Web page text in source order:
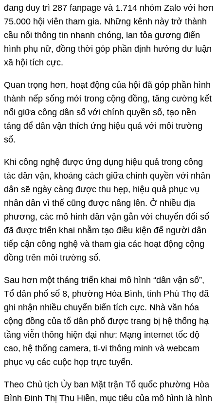
đang duy trì 287 fanpage và 1.714 nhóm Zalo với hơn
75.000 hội viên tham gia. Những kênh này trở thành
cầu nối thông tin nhanh chóng, lan tỏa gương điển
hình phụ nữ, đồng thời góp phần định hướng dư luận
xã hội tích cực.
Quan trọng hơn, hoạt động của hội đã góp phần hình
thành nếp sống mới trong cộng đồng, tăng cường kết
nối giữa công dân số với chính quyền số, tạo nền
tảng để dân vận thích ứng hiệu quả với môi trường
số.
Khi công nghệ được ứng dụng hiệu quả trong công
tác dân vận, khoảng cách giữa chính quyền với nhân
dân sẽ ngày càng được thu hẹp, hiệu quả phục vụ
nhân dân vì thế cũng được nâng lên. Ở nhiều địa
phương, các mô hình dân vận gắn với chuyển đổi số
đã được triển khai nhằm tạo điều kiện để người dân
tiếp cận công nghệ và tham gia các hoạt động cộng
đồng trên môi trường số.
Sau hơn một tháng triển khai mô hình “dân vận số”,
Tổ dân phố số 8, phường Hòa Bình, tỉnh Phú Thọ đã
ghi nhận nhiều chuyển biến tích cực. Nhà văn hóa
cộng đồng của tổ dân phố được trang bị hệ thống hạ
tầng viễn thông hiện đại như: Mạng internet tốc độ
cao, hệ thống camera, ti-vi thông minh và webcam
phục vụ các cuộc họp trực tuyến.
Theo Chủ tịch Ủy ban Mặt trận Tổ quốc phường Hòa
Bình Đinh Thị Thu Hiền, mục tiêu của mô hình là hình